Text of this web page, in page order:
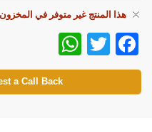
هذا المنتج غير متوفر في المخزون
F
ac
e
T
w
itt
h
at
a Call Back